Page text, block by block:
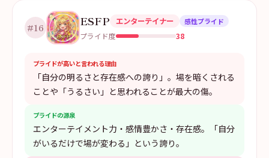
#16 ESFP エンターテイナー
感性プライド
プライド度
38
プライドが高いと言われる理由
「自分の明るさと存在感への誇り」。場を暗くされる
ことや「うるさい」と思われることが最大の傷。
プライドの源泉
エンターテイメント力・感情豊かさ・存在感。「自分
がいるだけで場が変わる」という誇り。